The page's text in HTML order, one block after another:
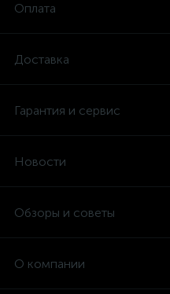
Оплата
Доставка
Гарантия и сервис
Новости
Обзоры и советы
О компании